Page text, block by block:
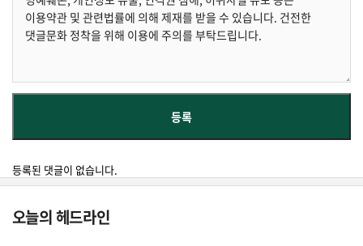
등록된 댓글이 없습니다.
오늘의 헤드라인